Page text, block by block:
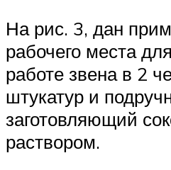
На рис. 3, дан
рабочего места
работе звена в 2
штукатур и
заготовляющий
раствором.